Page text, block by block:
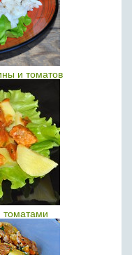
и томатов
томатами